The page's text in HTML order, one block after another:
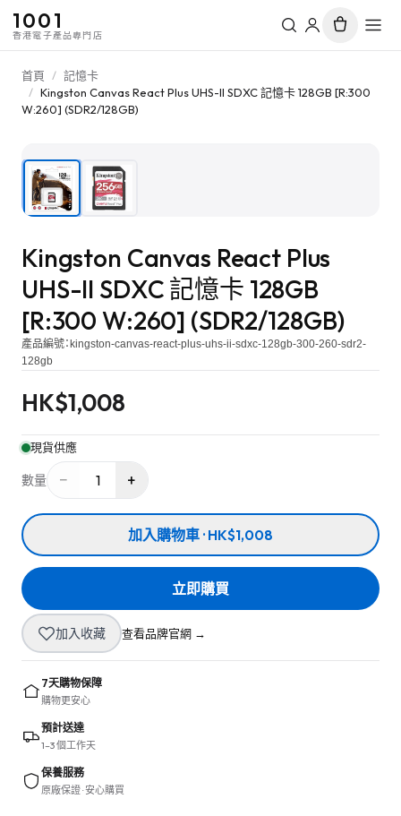
1001
香港電子產品專門店
首頁 / 記憶卡
/ Kingston Canvas React Plus UHS-II SDXC 記憶卡 128GB [R:300
W:260] (SDR2/128GB)
Kingston Canvas React Plus
UHS-II SDXC 記憶卡 128GB
[R:300 W:260] (SDR2/128GB)
產品編號： kingston-canvas-react-plus-uhs-ii-sdxc-128gb-300-260-sdr2-
128gb
HK$1,008
現貨供應
數量 − 1 +
加入購物車 · HK$1,008
立即購買
加入收藏 查看品牌官網 →
7天購物保障
購物更安心
預計送達
1–3 個工作天
保養服務
原廠保證 · 安心購買